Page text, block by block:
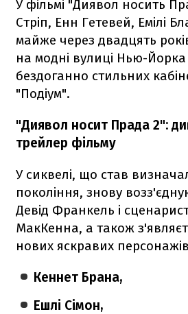
У фільмі "Диявол носить
Стріп, Енн Гетевей, Емілі
майже через двадцять
на модні вулиці Нью-
бездоганно стильних
"Подіум".
"Диявол носит Прада 2":
трейлер фільму
У сиквелі, що став
покоління, знову
Девід Франкель і
МакКенна, а також
нових яскравих
Кеннет Брана,
Ешлі Сімон,